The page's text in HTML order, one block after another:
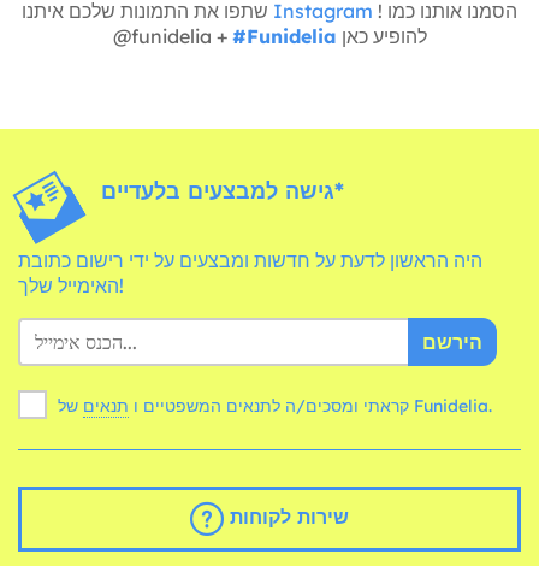
Instagram ! הסמנו אותנו כמו
@funidelia + #Funidelia להופיע כאן
גישה למבצעים בלעדיים*
היה הראשון לדעת על חדשות ומבצעים על ידי רישום כתובת
האימייל שלך!
הירשם
קראתי ומסכים/ה לתנאים המשפטיים ו תנאים של Funidelia.
שירות לקוחות